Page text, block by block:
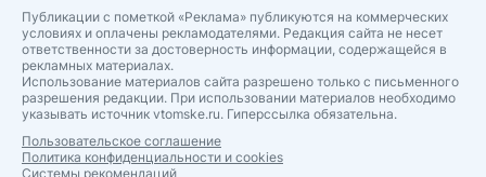
Публикации с пометкой «Реклама» публикуются на коммерческих
условиях и оплачены рекламодателями. Редакция сайта не несет
ответственности за достоверность информации, содержащейся в
рекламных материалах.
Использование материалов сайта разрешено только с письменного
разрешения редакции. При использовании материалов необходимо
указывать источник vtomske.ru. Гиперссылка обязательна.
Пользовательское соглашение
Политика конфиденциальности и cookies
Системы рекомендаций